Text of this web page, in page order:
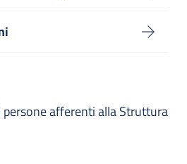
persone afferenti alla Struttura